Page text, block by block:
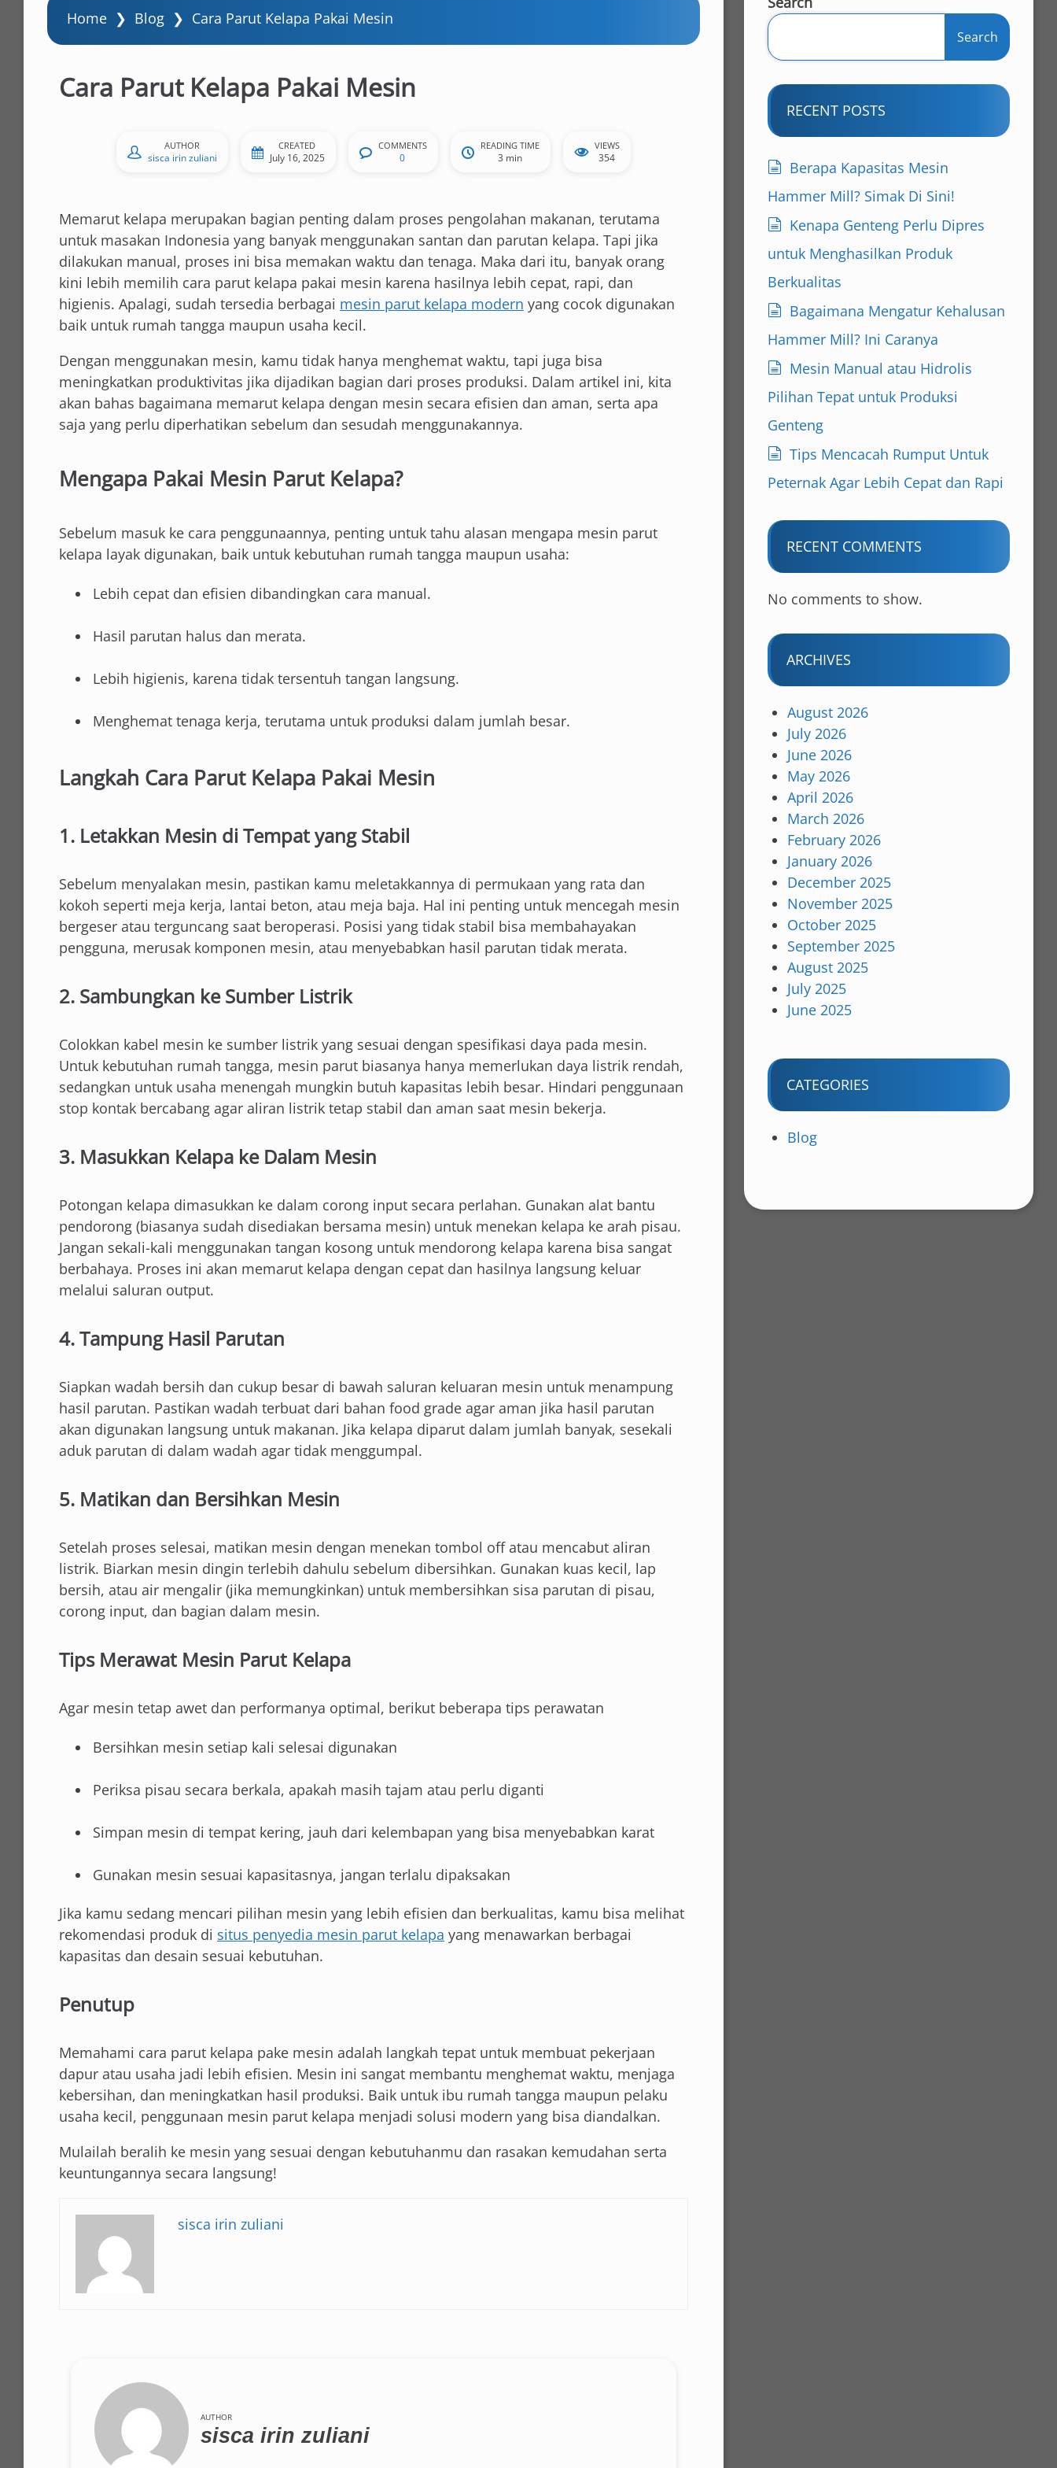
Home ❯ Blog ❯ Cara Parut Kelapa Pakai Mesin
Cara Parut Kelapa Pakai Mesin
AUTHOR
sisca irin zuliani
CREATED
July 16, 2025
COMMENTS
0
READING TIME
3 min
VIEWS
354
Memarut kelapa merupakan bagian penting dalam proses pengolahan makanan, terutama
untuk masakan Indonesia yang banyak menggunakan santan dan parutan kelapa. Tapi jika
dilakukan manual, proses ini bisa memakan waktu dan tenaga. Maka dari itu, banyak orang
kini lebih memilih cara parut kelapa pakai mesin karena hasilnya lebih cepat, rapi, dan
higienis. Apalagi, sudah tersedia berbagai mesin parut kelapa modern yang cocok digunakan
baik untuk rumah tangga maupun usaha kecil.
Dengan menggunakan mesin, kamu tidak hanya menghemat waktu, tapi juga bisa
meningkatkan produktivitas jika dijadikan bagian dari proses produksi. Dalam artikel ini, kita
akan bahas bagaimana memarut kelapa dengan mesin secara efisien dan aman, serta apa
saja yang perlu diperhatikan sebelum dan sesudah menggunakannya.
Mengapa Pakai Mesin Parut Kelapa?
Sebelum masuk ke cara penggunaannya, penting untuk tahu alasan mengapa mesin parut
kelapa layak digunakan, baik untuk kebutuhan rumah tangga maupun usaha:
Lebih cepat dan efisien dibandingkan cara manual.
Hasil parutan halus dan merata.
Lebih higienis, karena tidak tersentuh tangan langsung.
Menghemat tenaga kerja, terutama untuk produksi dalam jumlah besar.
Langkah Cara Parut Kelapa Pakai Mesin
1. Letakkan Mesin di Tempat yang Stabil
Sebelum menyalakan mesin, pastikan kamu meletakkannya di permukaan yang rata dan
kokoh seperti meja kerja, lantai beton, atau meja baja. Hal ini penting untuk mencegah mesin
bergeser atau terguncang saat beroperasi. Posisi yang tidak stabil bisa membahayakan
pengguna, merusak komponen mesin, atau menyebabkan hasil parutan tidak merata.
2. Sambungkan ke Sumber Listrik
Colokkan kabel mesin ke sumber listrik yang sesuai dengan spesifikasi daya pada mesin.
Untuk kebutuhan rumah tangga, mesin parut biasanya hanya memerlukan daya listrik rendah,
sedangkan untuk usaha menengah mungkin butuh kapasitas lebih besar. Hindari penggunaan
stop kontak bercabang agar aliran listrik tetap stabil dan aman saat mesin bekerja.
3. Masukkan Kelapa ke Dalam Mesin
Potongan kelapa dimasukkan ke dalam corong input secara perlahan. Gunakan alat bantu
pendorong (biasanya sudah disediakan bersama mesin) untuk menekan kelapa ke arah pisau.
Jangan sekali-kali menggunakan tangan kosong untuk mendorong kelapa karena bisa sangat
berbahaya. Proses ini akan memarut kelapa dengan cepat dan hasilnya langsung keluar
melalui saluran output.
4. Tampung Hasil Parutan
Siapkan wadah bersih dan cukup besar di bawah saluran keluaran mesin untuk menampung
hasil parutan. Pastikan wadah terbuat dari bahan food grade agar aman jika hasil parutan
akan digunakan langsung untuk makanan. Jika kelapa diparut dalam jumlah banyak, sesekali
aduk parutan di dalam wadah agar tidak menggumpal.
5. Matikan dan Bersihkan Mesin
Setelah proses selesai, matikan mesin dengan menekan tombol off atau mencabut aliran
listrik. Biarkan mesin dingin terlebih dahulu sebelum dibersihkan. Gunakan kuas kecil, lap
bersih, atau air mengalir (jika memungkinkan) untuk membersihkan sisa parutan di pisau,
corong input, dan bagian dalam mesin.
Tips Merawat Mesin Parut Kelapa
Agar mesin tetap awet dan performanya optimal, berikut beberapa tips perawatan
Bersihkan mesin setiap kali selesai digunakan
Periksa pisau secara berkala, apakah masih tajam atau perlu diganti
Simpan mesin di tempat kering, jauh dari kelembapan yang bisa menyebabkan karat
Gunakan mesin sesuai kapasitasnya, jangan terlalu dipaksakan
Jika kamu sedang mencari pilihan mesin yang lebih efisien dan berkualitas, kamu bisa melihat
rekomendasi produk di situs penyedia mesin parut kelapa yang menawarkan berbagai
kapasitas dan desain sesuai kebutuhan.
Penutup
Memahami cara parut kelapa pake mesin adalah langkah tepat untuk membuat pekerjaan
dapur atau usaha jadi lebih efisien. Mesin ini sangat membantu menghemat waktu, menjaga
kebersihan, dan meningkatkan hasil produksi. Baik untuk ibu rumah tangga maupun pelaku
usaha kecil, penggunaan mesin parut kelapa menjadi solusi modern yang bisa diandalkan.
Mulailah beralih ke mesin yang sesuai dengan kebutuhanmu dan rasakan kemudahan serta
keuntungannya secara langsung!
sisca irin zuliani
AUTHOR
sisca irin zuliani
Search
RECENT POSTS
Berapa Kapasitas Mesin
Hammer Mill? Simak Di Sini!
Kenapa Genteng Perlu Dipres
untuk Menghasilkan Produk
Berkualitas
Bagaimana Mengatur Kehalusan
Hammer Mill? Ini Caranya
Mesin Manual atau Hidrolis
Pilihan Tepat untuk Produksi
Genteng
Tips Mencacah Rumput Untuk
Peternak Agar Lebih Cepat dan Rapi
RECENT COMMENTS
No comments to show.
ARCHIVES
August 2026
July 2026
June 2026
May 2026
April 2026
March 2026
February 2026
January 2026
December 2025
November 2025
October 2025
September 2025
August 2025
July 2025
June 2025
CATEGORIES
Blog